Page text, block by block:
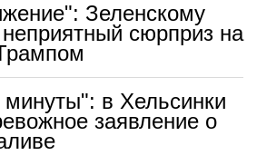
Зеленскому
сюрприз на
в Хельсинки
заявление о